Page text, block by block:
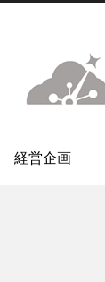
経営企画